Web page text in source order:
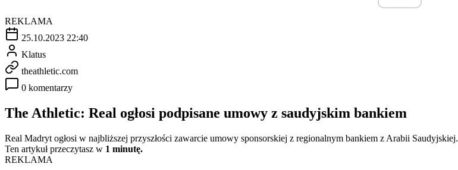
REKLAMA
25.10.2023 22:40
Klatus
theathletic.com
0 komentarzy
The Athletic: Real ogłosi podpisane umowy z saudyjskim bankiem
Real Madryt ogłosi w najbliższej przyszłości zawarcie umowy sponsorskiej z regionalnym bankiem z Arabii Saudyjskiej.
Ten artykuł przeczytasz w 1 minutę.
REKLAMA